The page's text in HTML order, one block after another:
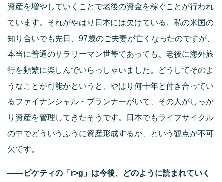
資産を増やしていくことで老後の資金を稼ぐことが行われ
ています。それがやはり日本には欠けている。私の米国の
知り合いでも先日、97歳のご夫妻が亡くなったのですが、
本当に普通のサラリーマン世帯であっても、老後に海外旅
行を頻繁に楽しんでいらっしゃいました。どうしてそのよ
うなことが可能かというと、やはり何十年と付き合ってい
るファイナンシャル・プランナーがいて、その人がしっか
り資産を管理してきたそうです。日本でもライフサイクル
の中でどういうふうに資産形成するか、という観点が不可
欠です。
――ピケティの「r>g」は今後、どのように読まれていく